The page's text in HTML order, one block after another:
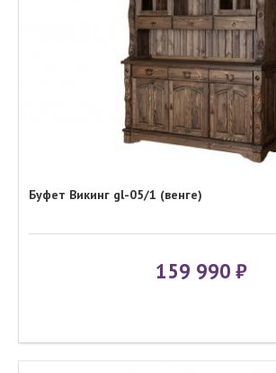
Буфет Викинг gl-05/1 (венге)
159 990